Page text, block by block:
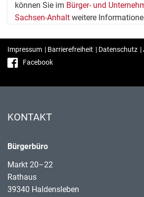
können Sie im Bürger- und
Sachsen-Anhalt weitere
Impressum | Barrierefreiheit | Datenschutz |
Facebook
KONTAKT
Bürgerbüro
Markt 20–22
Rathaus
39340 Haldensleben